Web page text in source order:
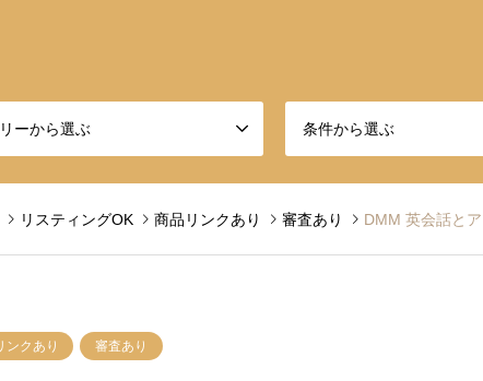
ーから選ぶ 条件から選ぶ
リスティングOK 商品リンクあり 審査あり DMM 英会話と
ンクあり 審査あり